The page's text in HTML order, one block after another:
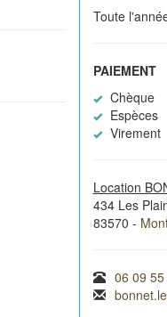
Toute
PAIEMENT
Chèque
Espèces
Virement
Location
434 Les
83570 -
06 09